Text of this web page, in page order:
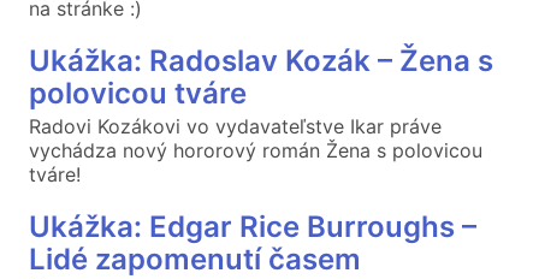
na stránke :)
Ukážka: Radoslav Kozák – Žena s
polovicou tváre
Radovi Kozákovi vo vydavateľstve Ikar práve
vychádza nový hororový román Žena s polovicou
tváre!
Ukážka: Edgar Rice Burroughs –
Lidé zapomenutí časem